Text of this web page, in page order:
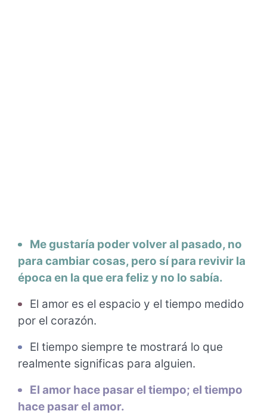
Me gustaría poder volver al pasado, no
para cambiar cosas, pero sí para revivir la
época en la que era feliz y no lo sabía.
El amor es el espacio y el tiempo medido
por el corazón.
El tiempo siempre te mostrará lo que
realmente significas para alguien.
El amor hace pasar el tiempo; el tiempo
hace pasar el amor.